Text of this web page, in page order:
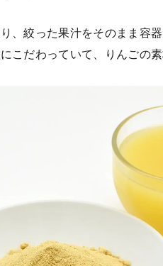
、絞った果汁をそのまま容器
こだわっていて、りんごの